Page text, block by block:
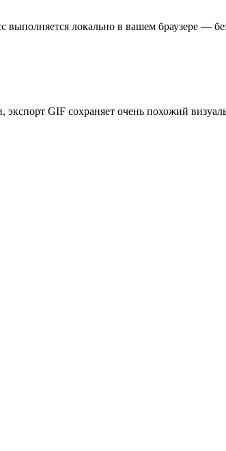
локально в вашем браузере —
GIF сохраняет очень похожий